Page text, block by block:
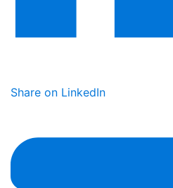
Share on LinkedIn